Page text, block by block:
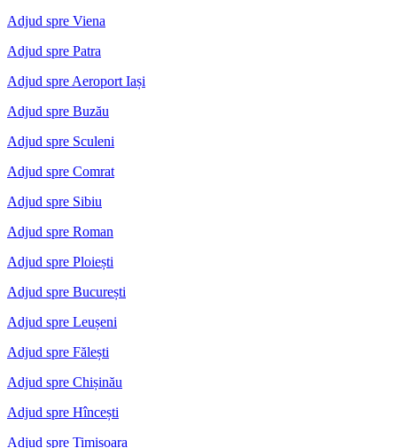
Adjud spre Viena
Adjud spre Patra
Adjud spre Aeroport Iași
Adjud spre Buzău
Adjud spre Sculeni
Adjud spre Comrat
Adjud spre Sibiu
Adjud spre Roman
Adjud spre Ploiești
Adjud spre București
Adjud spre Leușeni
Adjud spre Fălești
Adjud spre Chișinău
Adjud spre Hîncești
Adjud spre Timisoara